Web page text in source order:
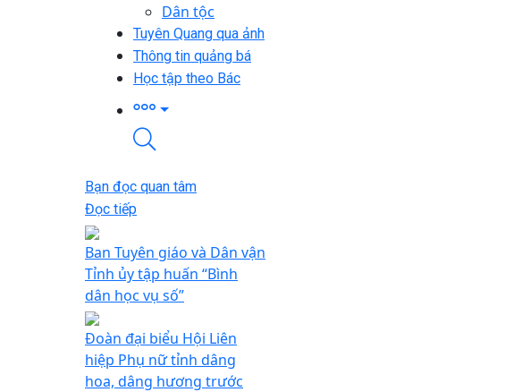
Dân tộc
Tuyên Quang qua ảnh
Thông tin quảng bá
Học tập theo Bác
Bạn đọc quan tâm
Đọc tiếp
Ban Tuyên giáo và Dân vận
Tỉnh ủy tập huấn “Bình
dân học vụ số”
Đoàn đại biểu Hội Liên
hiệp Phụ nữ tỉnh dâng
hoa, dâng hương trước